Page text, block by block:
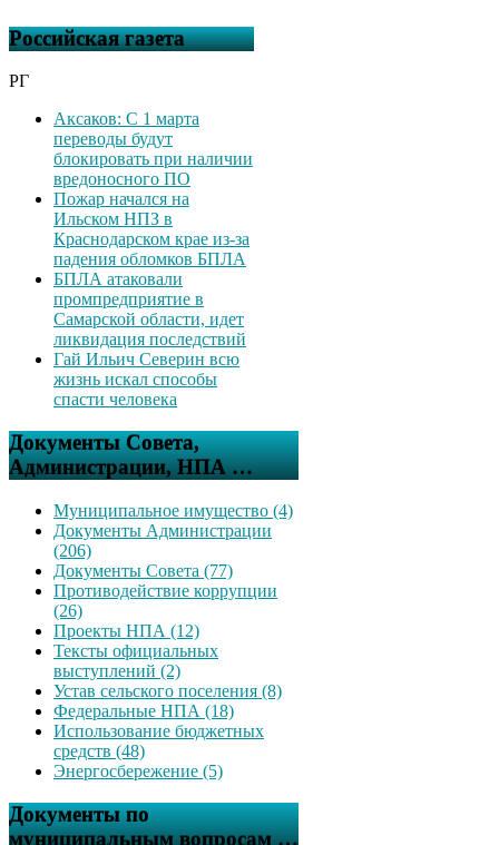
Российская газета
РГ
Аксаков: С 1 марта
переводы будут
блокировать при наличии
вредоносного ПО
Пожар начался на
Ильском НПЗ в
Краснодарском крае из-за
падения обломков БПЛА
БПЛА атаковали
промпредприятие в
Самарской области, идет
ликвидация последствий
Гай Ильич Северин всю
жизнь искал способы
спасти человека
Документы Совета,
Администрации, НПА …
Муниципальное имущество (4)
Документы Администрации
(206)
Документы Совета (77)
Противодействие коррупции
(26)
Проекты НПА (12)
Тексты официальных
выступлений (2)
Устав сельского поселения (8)
Федеральные НПА (18)
Использование бюджетных
средств (48)
Энергосбережение (5)
Документы по
муниципальным вопросам …